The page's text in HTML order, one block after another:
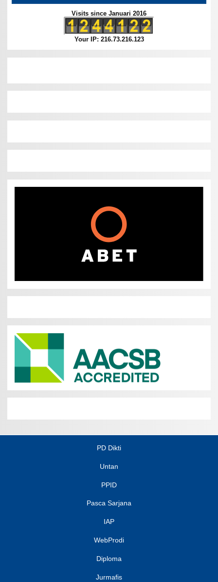
Visits since Januari 2016
Your IP: 216.73.216.123
PD Dikti
Untan
PPID
Pasca Sarjana
IAP
WebProdi
Diploma
Jurmafis